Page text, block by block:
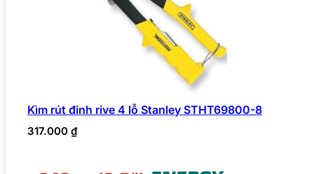
Kìm rút đinh rive 4 lỗ Stanley STHT69800-8
317.000 ₫